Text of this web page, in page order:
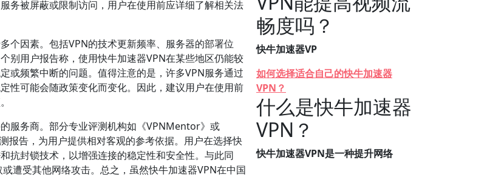
务被屏蔽或限制访问，用户在使用前应详细了解相关法
个因素。包括VPN的技术更新频率、服务器的部署位
别用户报告称，使用快牛加速器VPN在某些地区仍能较
或频繁中断的问题。值得注意的是，许多VPN服务通过
性可能会随政策变化而变化。因此，建议用户在使用前
服务商。部分专业评测机构如《VPNMentor》或
报告，为用户提供相对客观的参考依据。用户在选择快
抗封锁技术，以增强连接的稳定性和安全性。与此同
遭受其他网络攻击。总之，虽然快牛加速器VPN在中国
畅度吗？
快牛加速器VP
如何选择适合自己的快牛加速器
VPN？
什么是快牛加速器
VPN？
快牛加速器VPN是一种提升网络